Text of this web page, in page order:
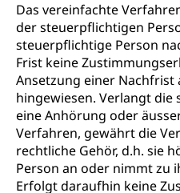
Das vereinfachte
der steuerpflichtigen
steuerpflichtige Person
Frist keine
Ansetzung einer Nachfrist
hingewiesen. Verlangt
eine Anhörung oder
Verfahren, gewährt die
rechtliche Gehör, d.h. sie
Person an oder nimmt zu
Erfolgt daraufhin keine